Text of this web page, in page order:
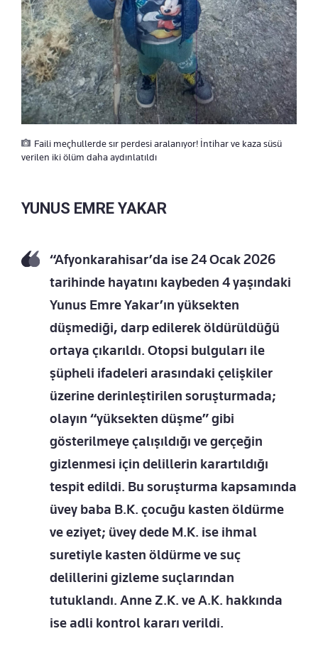
Faili meçhullerde sır perdesi aralanıyor! İntihar ve kaza süsü
verilen iki ölüm daha aydınlatıldı
YUNUS EMRE YAKAR
“Afyonkarahisar’da ise 24 Ocak 2026
tarihinde hayatını kaybeden 4 yaşındaki
Yunus Emre Yakar’ın yüksekten
düşmediği, darp edilerek öldürüldüğü
ortaya çıkarıldı. Otopsi bulguları ile
şüpheli ifadeleri arasındaki çelişkiler
üzerine derinleştirilen soruşturmada;
olayın “yüksekten düşme” gibi
gösterilmeye çalışıldığı ve gerçeğin
gizlenmesi için delillerin karartıldığı
tespit edildi. Bu soruşturma kapsamında
üvey baba B.K. çocuğu kasten öldürme
ve eziyet; üvey dede M.K. ise ihmal
suretiyle kasten öldürme ve suç
delillerini gizleme suçlarından
tutuklandı. Anne Z.K. ve A.K. hakkında
ise adli kontrol kararı verildi.